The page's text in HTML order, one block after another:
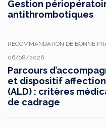
Gestion
antithrombotiques
RECOMMANDATION DE BONNE
06/08/2026
Parcours
et dispositif
(ALD) : critères
de cadrage